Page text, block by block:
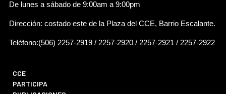
De lunes a sábado de 9:00am a 9:00pm
Dirección: costado este de la Plaza del CCE, Barrio Escalante.
Teléfono:(506) 2257-2919 / 2257-2920 / 2257-2921 / 2257-2922
CCE
PARTICIPA